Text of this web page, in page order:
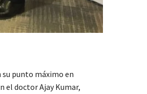
su punto máximo en
el doctor Ajay Kumar,